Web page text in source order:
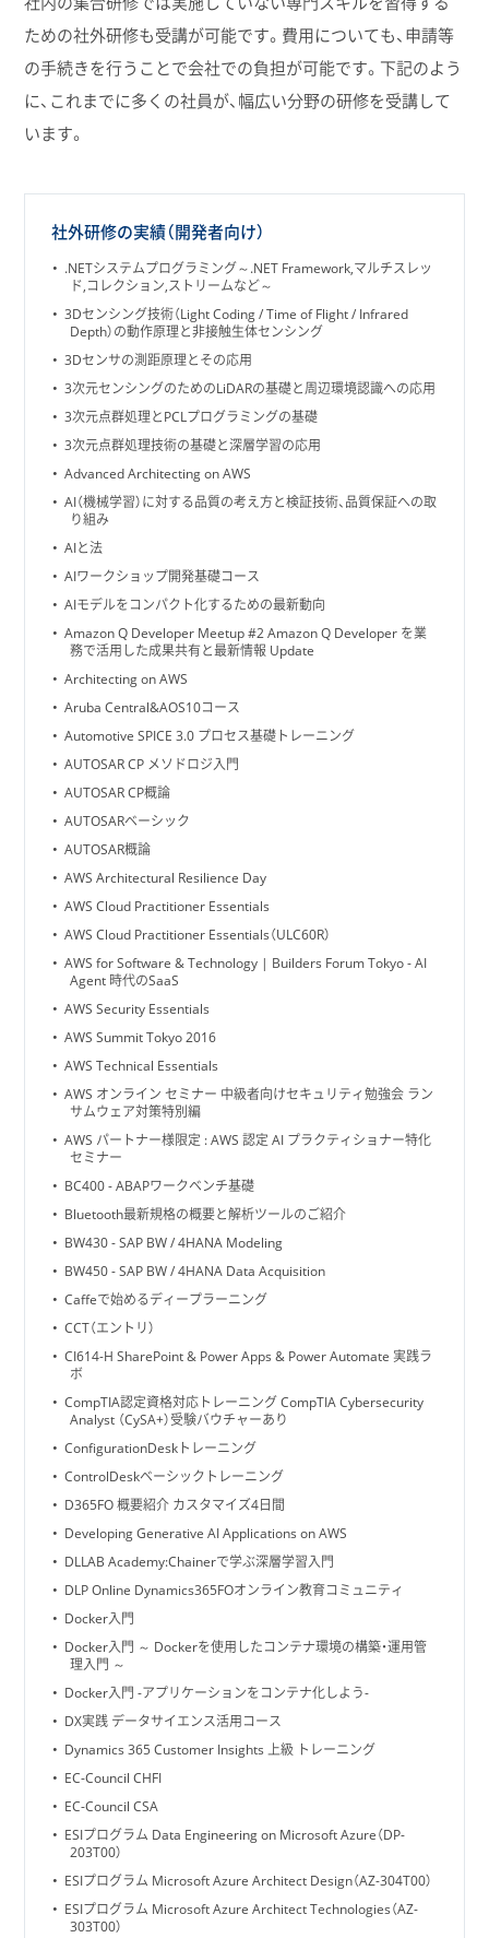
ための社外研修も受講が可能です。費用についても、申請等
の手続きを行うことで会社での負担が可能です。下記のよう
に、これまでに多くの社員が、幅広い分野の研修を受講して
います。
社外研修の実績（開発者向け）
.NETシステムプログラミング～.NET Framework,マルチスレッ
ド,コレクション,ストリームなど～
3Dセンシング技術（Light Coding / Time of Flight / Infrared
Depth）の動作原理と非接触生体センシング
3Dセンサの測距原理とその応用
3次元センシングのためのLiDARの基礎と周辺環境認識への応用
3次元点群処理とPCLプログラミングの基礎
3次元点群処理技術の基礎と深層学習の応用
Advanced Architecting on AWS
AI（機械学習）に対する品質の考え方と検証技術、品質保証への取
り組み
AIと法
AIワークショップ開発基礎コース
AIモデルをコンパクト化するための最新動向
Amazon Q Developer Meetup #2 Amazon Q Developer を業
務で活用した成果共有と最新情報 Update
Architecting on AWS
Aruba Central&AOS10コース
Automotive SPICE 3.0 プロセス基礎トレーニング
AUTOSAR CP メソドロジ入門
AUTOSAR CP概論
AUTOSARベーシック
AUTOSAR概論
AWS Architectural Resilience Day
AWS Cloud Practitioner Essentials
AWS Cloud Practitioner Essentials（ULC60R）
AWS for Software & Technology | Builders Forum Tokyo - AI
Agent 時代のSaaS
AWS Security Essentials
AWS Summit Tokyo 2016
AWS Technical Essentials
AWS オンライン セミナー 中級者向けセキュリティ勉強会 ラン
サムウェア対策特別編
AWS パートナー様限定 : AWS 認定 AI プラクティショナー特化
セミナー
BC400 - ABAPワークベンチ基礎
Bluetooth最新規格の概要と解析ツールのご紹介
BW430 - SAP BW / 4HANA Modeling
BW450 - SAP BW / 4HANA Data Acquisition
Caffeで始めるディープラーニング
CCT（エントリ）
CI614-H SharePoint & Power Apps & Power Automate 実践ラ
ボ
CompTIA認定資格対応トレーニング CompTIA Cybersecurity
Analyst （CySA+）受験バウチャーあり
ConfigurationDeskトレーニング
ControlDeskベーシックトレーニング
D365FO 概要紹介 カスタマイズ4日間
Developing Generative AI Applications on AWS
DLLAB Academy:Chainerで学ぶ深層学習入門
DLP Online Dynamics365FOオンライン教育コミュニティ
Docker入門
Docker入門 ～ Dockerを使用したコンテナ環境の構築・運用管
理入門 ～
Docker入門 -アプリケーションをコンテナ化しよう-
DX実践 データサイエンス活用コース
Dynamics 365 Customer Insights 上級 トレーニング
EC-Council CHFI
EC-Council CSA
ESIプログラム Data Engineering on Microsoft Azure（DP-
203T00）
ESIプログラム Microsoft Azure Architect Design（AZ-304T00）
ESIプログラム Microsoft Azure Architect Technologies（AZ-
303T00）